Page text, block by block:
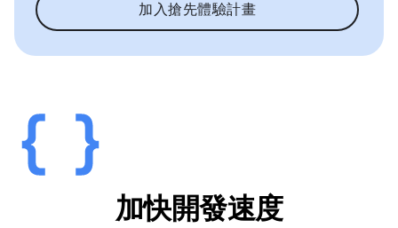
加入搶先體驗計畫
加快開發速度